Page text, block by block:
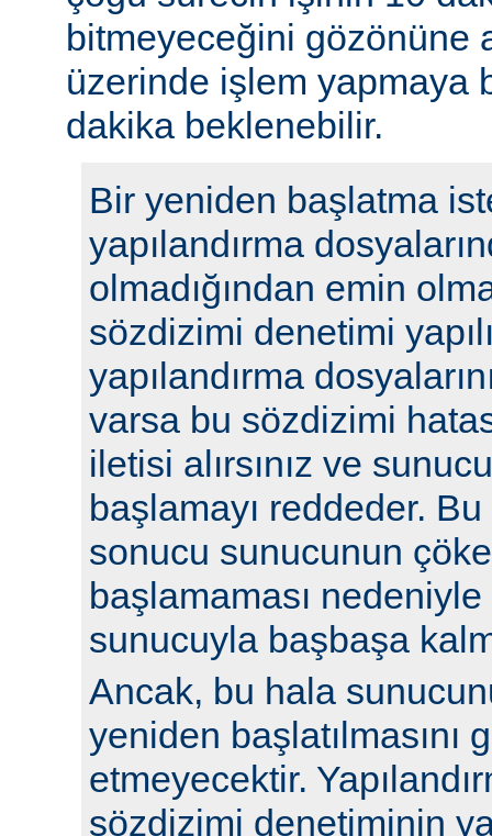
bitmeyeceğini gözönüne
üzerinde işlem yapmaya
dakika beklenebilir.
Bir yeniden başlatma
yapılandırma
olmadığından emin
sözdizimi denetimi
yapılandırma
varsa bu sözdizimi
iletisi alırsınız ve
başlamayı reddeder.
sonucu sunucunun
başlamaması
sunucuyla başbaşa
Ancak, bu hala
yeniden başlatılmasını
etmeyecektir.
sözdizimi denetiminin